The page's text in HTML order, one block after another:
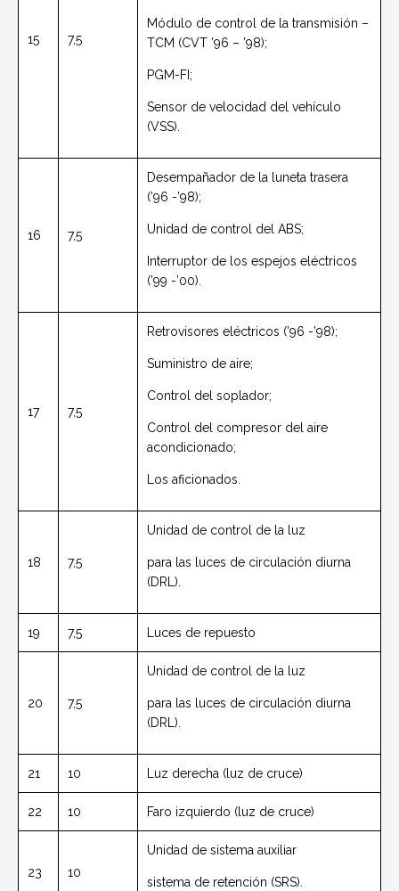
15 7,5
Módulo de control de la transmisión –
TCM (CVT ’96 – ’98);
PGM-FI;
Sensor de velocidad del vehículo
(VSS).
16 7,5
Desempañador de la luneta trasera
(’96 -’98);
Unidad de control del ABS;
Interruptor de los espejos eléctricos
(’99 -’00).
17 7,5
Retrovisores eléctricos (’96 -’98);
Suministro de aire;
Control del soplador;
Control del compresor del aire
acondicionado;
Los aficionados.
18 7,5
Unidad de control de la luz
para las luces de circulación diurna
(DRL).
19 7,5 Luces de repuesto
20 7,5
Unidad de control de la luz
para las luces de circulación diurna
(DRL).
21 10 Luz derecha (luz de cruce)
22 10 Faro izquierdo (luz de cruce)
23 10
Unidad de sistema auxiliar
sistema de retención (SRS).